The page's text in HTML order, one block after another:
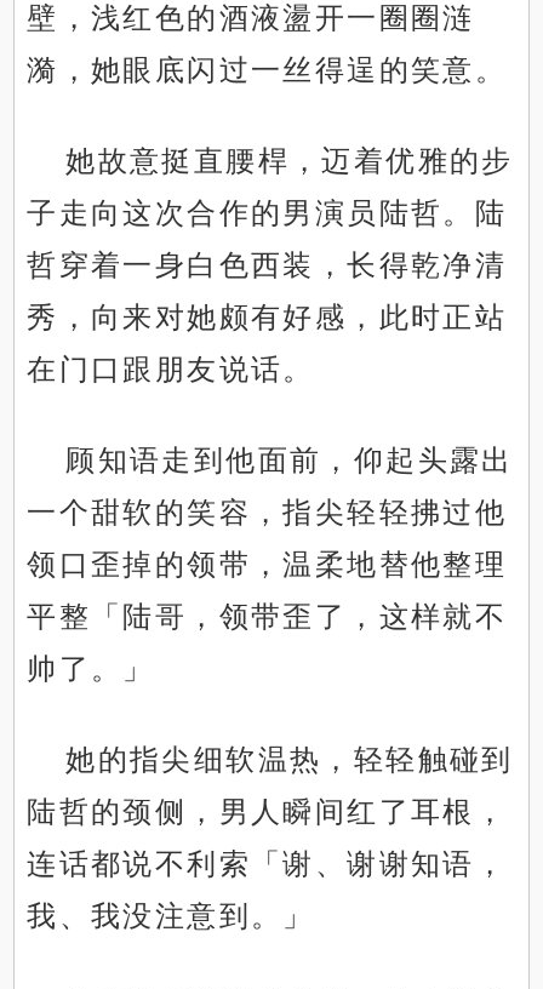
壁，浅红色的酒液盪开一圈圈涟
漪，她眼底闪过一丝得逞的笑意。
她故意挺直腰桿，迈着优雅的步
子走向这次合作的男演员陆哲。陆
哲穿着一身白色西装，长得乾净清
秀，向来对她颇有好感，此时正站
在门口跟朋友说话。
顾知语走到他面前，仰起头露出
一个甜软的笑容，指尖轻轻拂过他
领口歪掉的领带，温柔地替他整理
平整「陆哥，领带歪了，这样就不
帅了。」
她的指尖细软温热，轻轻触碰到
陆哲的颈侧，男人瞬间红了耳根，
连话都说不利索「谢、谢谢知语，
我、我没注意到。」